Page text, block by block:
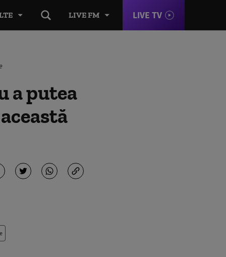
LIVE FM LIVE TV
a putea